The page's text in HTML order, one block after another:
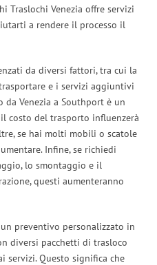
Traslochi Venezia offre servizi
a rendere il processo il
da diversi fattori, tra cui la
e i servizi aggiuntivi
da Venezia a Southport è un
costo del trasporto influenzerà
se hai molti mobili o scatole
Infine, se richiedi
lo smontaggio e il
questi aumenteranno
preventivo personalizzato in
diversi pacchetti di trasloco
servizi. Questo significa che